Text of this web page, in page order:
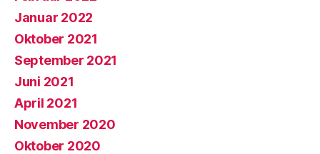
Januar 2022
Oktober 2021
September 2021
Juni 2021
April 2021
November 2020
Oktober 2020